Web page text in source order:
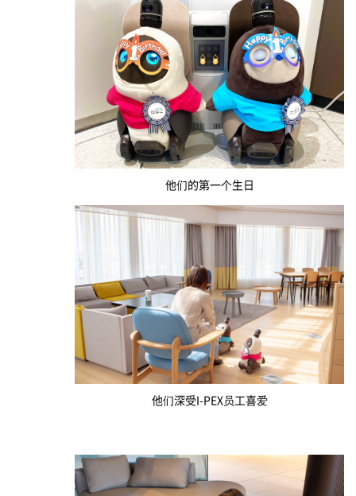
他们的第一个生日
他们深受I-PEX员工喜爱